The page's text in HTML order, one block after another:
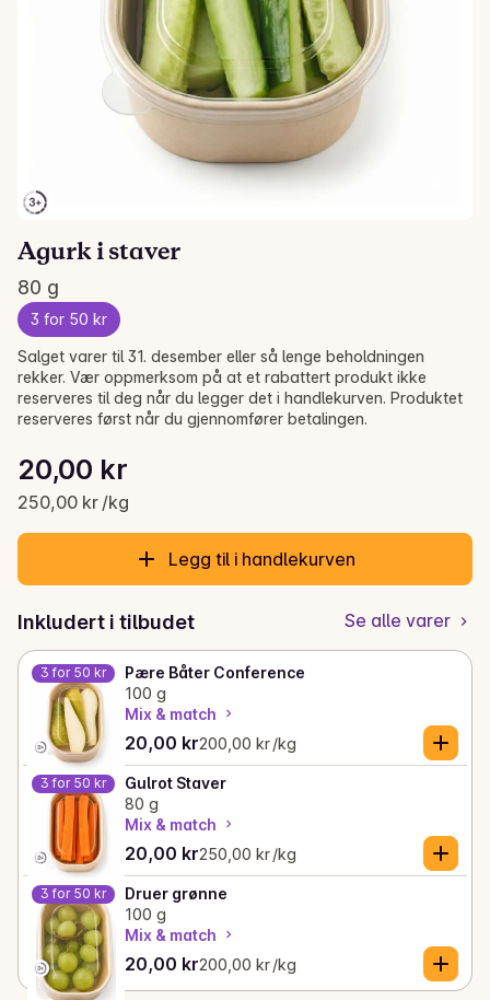
Agurk i staver
80 g
3 for 50 kr
Gjeldende pris er: 20,00 kr
20,00 kr
250,00 kr /kg
Stykkpris: 250,00 kr /kg
Salget varer til 31. desember eller så lenge beholdningen
rekker. Vær oppmerksom på at et rabattert produkt ikke
reserveres til deg når du legger det i handlekurven. Produktet
reserveres først når du gjennomfører betalingen.
Legg til i handlekurven
Inkludert i tilbudet Se alle varer
3 for 50 kr
Pære Båter Conference
100 g
Mix & match
20,00 kr
Gjeldende pris er: 20,00 kr
200,00 kr /kg
Stykkpris: 200,00 kr /kg
3 for 50 kr
Gulrot Staver
80 g
Mix & match
20,00 kr
Gjeldende pris er: 20,00 kr
250,00 kr /kg
Stykkpris: 250,00 kr /kg
3 for 50 kr
Druer grønne
100 g
Mix & match
20,00 kr
Gjeldende pris er: 20,00 kr
200,00 kr /kg
Stykkpris: 200,00 kr /kg